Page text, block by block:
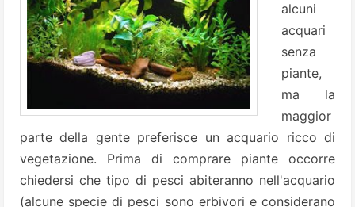
alcuni
acquari
senza
piante,
ma la
maggior
parte della gente preferisce un acquario ricco di
vegetazione. Prima di comprare piante occorre
chiedersi che tipo di pesci abiteranno nell'acquario
(alcune specie di pesci sono erbivori e considerano